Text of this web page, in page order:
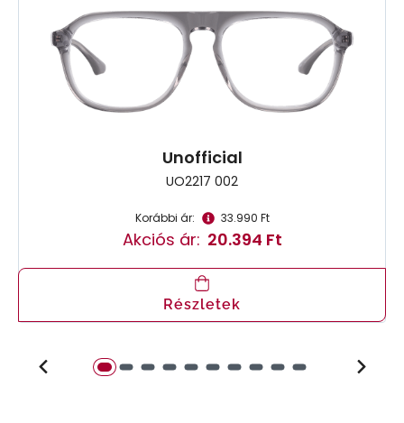
Unofficial
UO2217 002
Korábbi ár: 33.990 Ft
Akciós ár: 20.394 Ft
Részletek